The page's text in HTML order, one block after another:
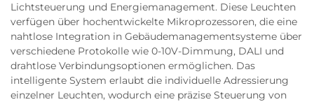
Lichtsteuerung und Energiemanagement. Diese Leuchten
verfügen über hochentwickelte Mikroprozessoren, die eine
nahtlose Integration in Gebäudemanagementsysteme über
verschiedene Protokolle wie 0-10V-Dimmung, DALI und
drahtlose Verbindungsoptionen ermöglichen. Das
intelligente System erlaubt die individuelle Adressierung
einzelner Leuchten, wodurch eine präzise Steuerung von